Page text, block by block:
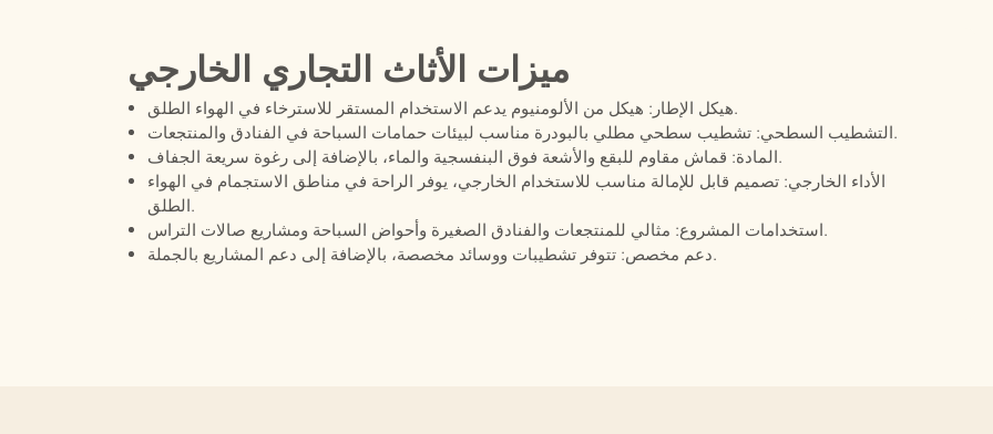
ميزات الأثاث التجاري الخارجي
هيكل الإطار: هيكل من الألومنيوم يدعم الاستخدام المستقر للاسترخاء في الهواء الطلق.
التشطيب السطحي: تشطيب سطحي مطلي بالبودرة مناسب لبيئات حمامات السباحة في الفنادق والمنتجعات.
المادة: قماش مقاوم للبقع والأشعة فوق البنفسجية والماء، بالإضافة إلى رغوة سريعة الجفاف.
الأداء الخارجي: تصميم قابل للإمالة مناسب للاستخدام الخارجي، يوفر الراحة في مناطق الاستجمام في الهواء
الطلق.
استخدامات المشروع: مثالي للمنتجعات والفنادق الصغيرة وأحواض السباحة ومشاريع صالات التراس.
دعم مخصص: تتوفر تشطيبات ووسائد مخصصة، بالإضافة إلى دعم المشاريع بالجملة.